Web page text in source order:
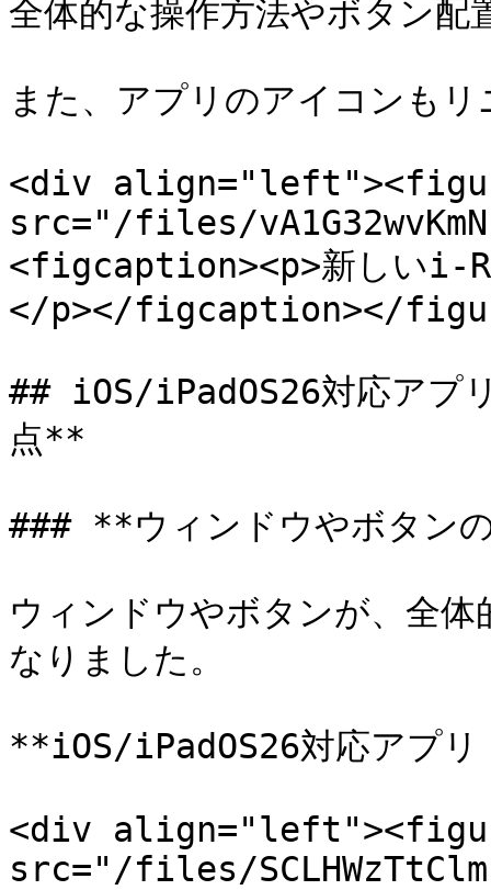
全体的な操作方法やボタン配
また、アプリのアイコンも
<div
src="/files/
<figcaption><p>新しいi-
</p></figcaption></
## iOS/iPadOS26対応アプ
点**
### **ウィンドウやボタン
ウィンドウやボタンが、全
なりました。
**iOS/iPadOS26対応アプ
<div
src="/files/